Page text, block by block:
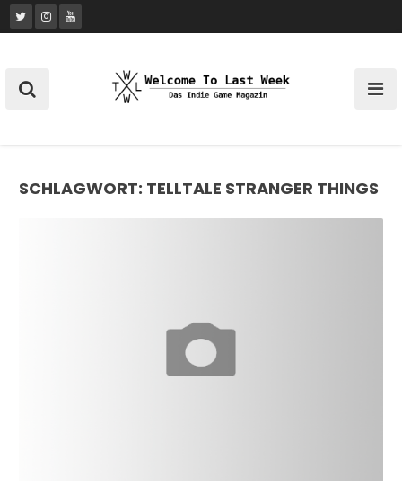
Skip
to
SCHLAGWORT: TELLTALE STRANGER THINGS